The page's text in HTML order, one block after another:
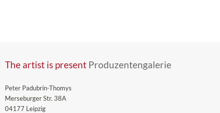
The artist is present Produzentengalerie
Peter Padubrin-Thomys
Merseburger Str. 38A
04177 Leipzig